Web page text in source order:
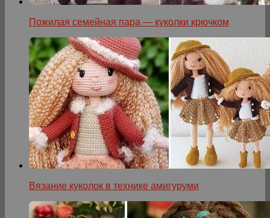
Пожилая семейная пара — куколки крючком
Вязание куколок в технике амигуруми